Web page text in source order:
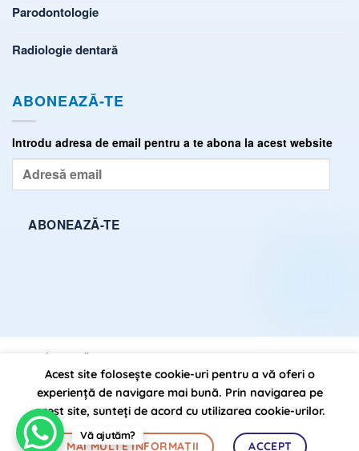
Parodontologie
Radiologie dentară
ABONEAZĂ-TE
Introdu adresa de email pentru a te abona la acest website
Adresă
email
ABONEAZĂ-TE
POLITICĂ DE CONFIDENȚIALITATE
SITEMAP
DrState.ro, propulsat pe anul 2026 ©
de:BursaSite
Vă ajutăm?
Acest site folosește cookie-uri pentru a vă oferi o
experiență de navigare mai bună. Prin navigarea pe
acest site, sunteți de acord cu utilizarea cookie-urilor.
MAI MULTE INFORMAȚII ACCEPT